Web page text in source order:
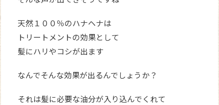
天然１００％のハナヘナは
トリートメントの効果として
髪にハリやコシが出ます
なんでそんな効果が出るんでしょうか？
それは髪に必要な油分が入り込んでくれて